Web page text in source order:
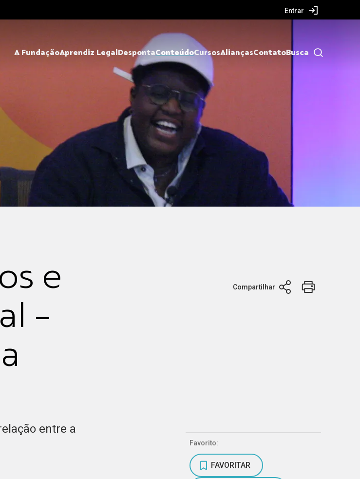
Entrar
A FundaçãoAprendiz Legal DespontaConteúdoCursosAliançasContatoBusca
e
-
Compartilhar
entre a
Favorito:
FAVORITAR